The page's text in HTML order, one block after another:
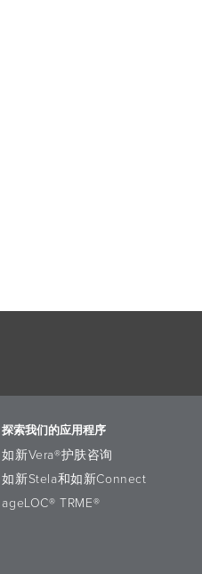
探索我们的应用程序
如新Vera®护肤咨询
如新Stela和如新Connect
ageLOC® TRME®